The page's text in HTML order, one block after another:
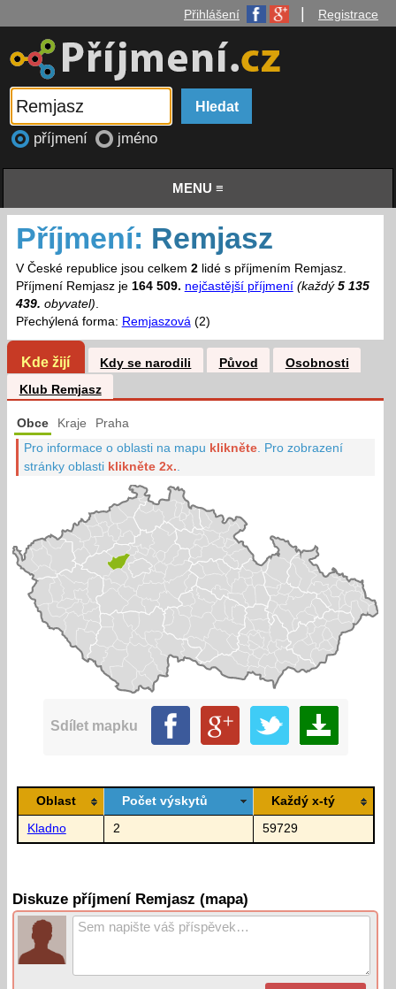
Přihlášení Registrace
příjmení jméno
MENU ≡
Příjmení: Remjasz
V České republice jsou celkem 2lidé s příjmením Remjasz.
Příjmení Remjasz je 164 509. nejčastější příjmení (každý 5 135
439. obyvatel).
Přechýlená forma: Remjaszová(2)
Kde žijí Kdy se narodili Původ
Osobnosti
Klub Remjasz
Obce Kraje Praha
Pro informace o oblasti na mapu klikněte Pro zobrazení
stránky oblasti klikněte 2x.
Sdílet mapku
Oblast Počet výskytů Každý x-tý
Kladno 2 59729
Diskuze příjmení Remjasz (mapa)